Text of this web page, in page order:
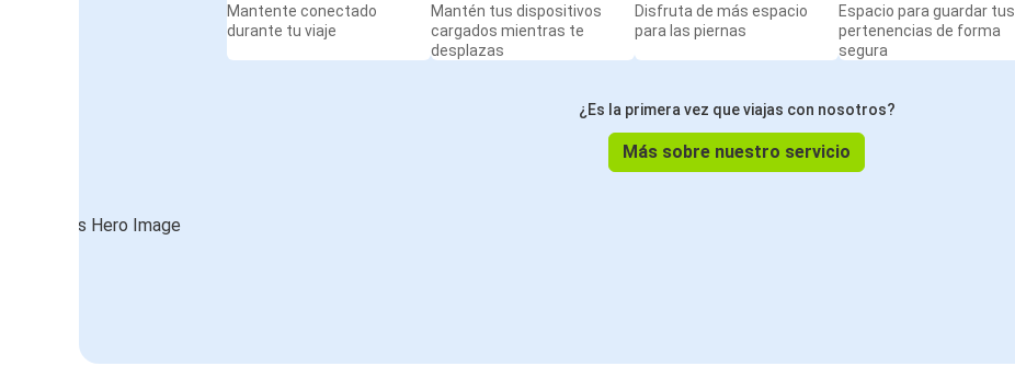
Mantente conectado
durante tu viaje
Mantén tus dispositivos
cargados mientras te
desplazas
Disfruta de más espacio
para las piernas
Espacio para guardar tus
pertenencias de forma
segura
¿Es la primera vez que viajas con nosotros?
Más sobre nuestro servicio